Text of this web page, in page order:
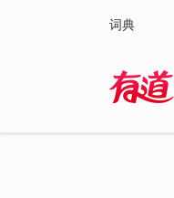
词典